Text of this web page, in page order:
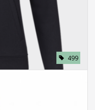
499